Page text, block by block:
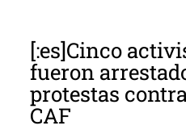
[:es]Cinco
fueron
protestas
CAF